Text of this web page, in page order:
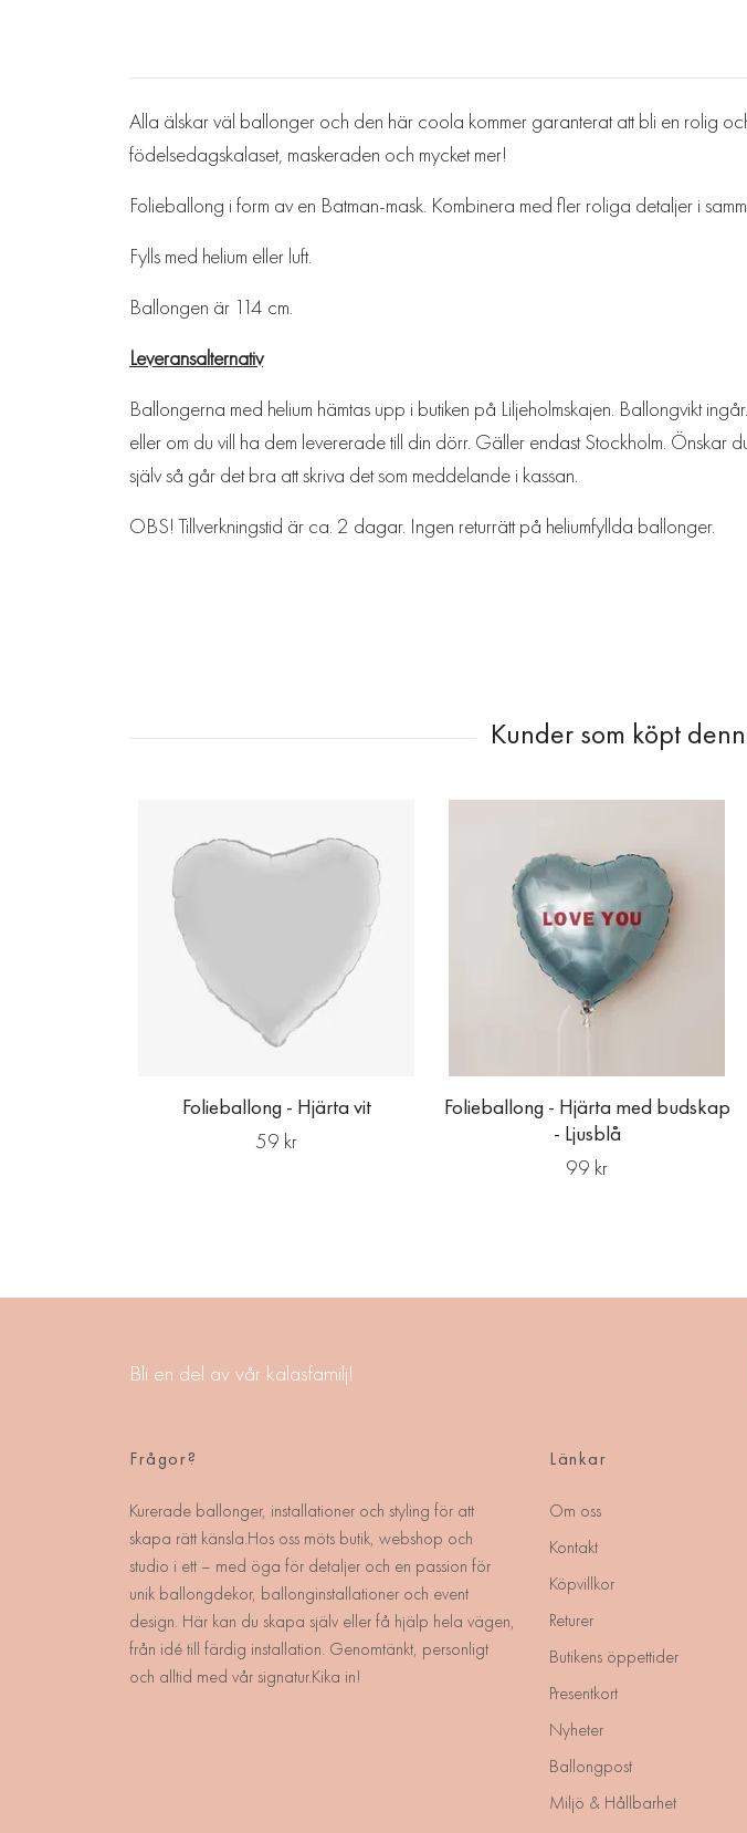
Alla älskar väl ballonger och den här coola kommer garanterat att bli en rolig
födelsedagskalaset, maskeraden och mycket mer!
Folieballong i form av en Batman-mask. Kombinera med fler roliga detaljer i
Fylls med helium eller luft.
Ballongen är 114 cm.
Leveransalternativ
Ballongerna med helium hämtas upp i butiken på Liljeholmskajen. Ballongvikt
eller om du vill ha dem levererade till din dörr. Gäller endast Stockholm.
själv så går det bra att skriva det som meddelande i kassan.
OBS! Tillverkningstid är ca. 2 dagar. Ingen returrätt på heliumfyllda ballonger.
Folieballong - Hjärta vit
59 kr
Folieballong - Hjärta med budskap
- Ljusblå
99 kr
Bli en del av vår kalasfamilj!
Frågor?
Kurerade ballonger, installationer och styling för att
skapa rätt känsla.Hos oss möts butik, webshop och
studio i ett – med öga för detaljer och en passion för
unik ballongdekor, ballonginstallationer och event
design. Här kan du skapa själv eller få hjälp hela vägen,
från idé till färdig installation. Genomtänkt, personligt
och alltid med vår signatur.Kika in!
Länkar
Om oss
Kontakt
Köpvillkor
Returer
Butikens öppettider
Presentkort
Nyheter
Ballongpost
Miljö & Hållbarhet